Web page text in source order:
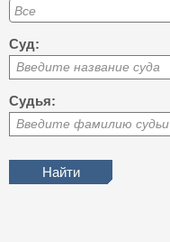
Суд:
Введите название суда
Судья:
Введите фамилию судьи